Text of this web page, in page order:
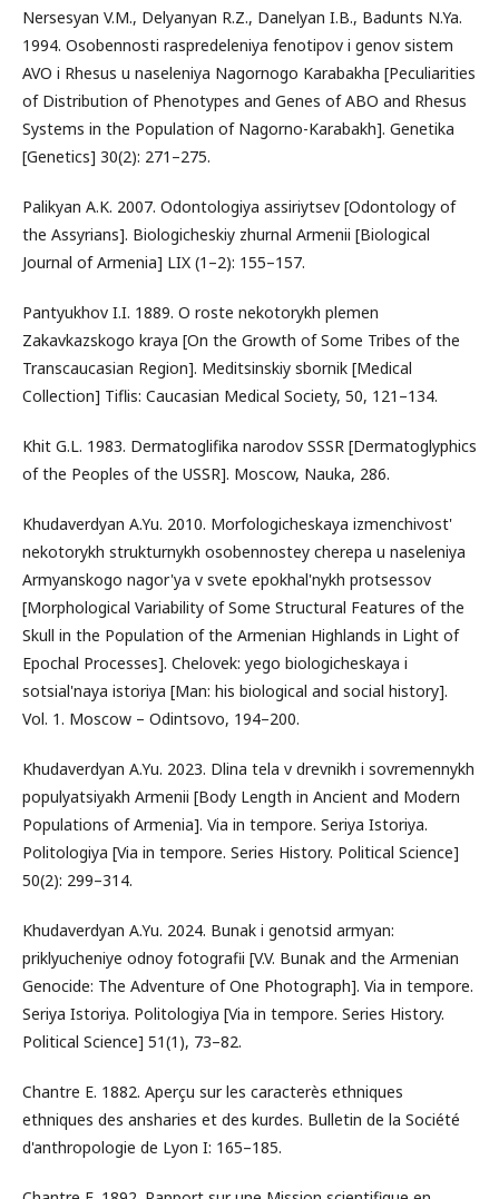
Nersesyan V.M., Delyanyan R.Z., Danelyan I.B., Badunts N.Ya.
1994. Osobennosti raspredeleniya fenotipov i genov sistem
AVO i Rhesus u naseleniya Nagornogo Karabakha [Peculiarities
of Distribution of Phenotypes and Genes of ABO and Rhesus
Systems in the Population of Nagorno-Karabakh]. Genetika
[Genetics] 30(2): 271–275.
Palikyan A.K. 2007. Odontologiya assiriytsev [Odontology of
the Assyrians]. Biologicheskiy zhurnal Armenii [Biological
Journal of Armenia] LIX (1–2): 155–157.
Pantyukhov I.I. 1889. O roste nekotorykh plemen
Zakavkazskogo kraya [On the Growth of Some Tribes of the
Transcaucasian Region]. Meditsinskiy sbornik [Medical
Collection] Tiflis: Caucasian Medical Society, 50, 121–134.
Khit G.L. 1983. Dermatoglifika narodov SSSR [Dermatoglyphics
of the Peoples of the USSR]. Moscow, Nauka, 286.
Khudaverdyan A.Yu. 2010. Morfologicheskaya izmenchivost'
nekotorykh strukturnykh osobennostey cherepa u naseleniya
Armyanskogo nagor'ya v svete epokhal'nykh protsessov
[Morphological Variability of Some Structural Features of the
Skull in the Population of the Armenian Highlands in Light of
Epochal Processes]. Chelovek: yego biologicheskaya i
sotsial'naya istoriya [Man: his biological and social history].
Vol. 1. Moscow – Odintsovo, 194–200.
Khudaverdyan A.Yu. 2023. Dlina tela v drevnikh i sovremennykh
populyatsiyakh Armenii [Body Length in Ancient and Modern
Populations of Armenia]. Via in tempore. Seriya Istoriya.
Politologiya [Via in tempore. Series History. Political Science]
50(2): 299–314.
Khudaverdyan A.Yu. 2024. Bunak i genotsid armyan:
priklyucheniye odnoy fotografii [V.V. Bunak and the Armenian
Genocide: The Adventure of One Photograph]. Via in tempore.
Seriya Istoriya. Politologiya [Via in tempore. Series History.
Political Science] 51(1), 73–82.
Chantre E. 1882. Aperçu sur les caracterès ethniques
ethniques des ansharies et des kurdes. Bulletin de la Société
d'anthropologie de Lyon I: 165–185.